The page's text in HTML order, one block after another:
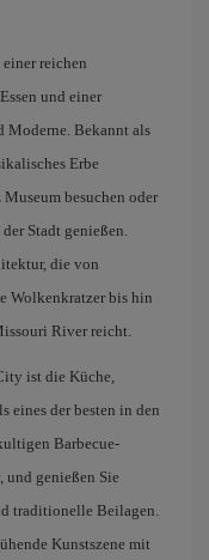
reichen
und einer
Moderne. Bekannt als
Erbe
besuchen oder
Stadt genießen.
die von
Wolkenkratzer bis hin
River reicht.
ist die Küche,
eines der besten in den
Barbecue-
und genießen Sie
traditionelle Beilagen.
Kunstszene mit